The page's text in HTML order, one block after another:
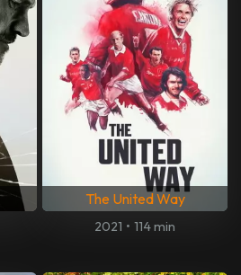
The United Way
2021 • 114 min